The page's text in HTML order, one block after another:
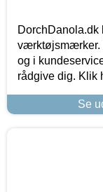
DorchDanola.dk
værktøjsmærker.
og i
rådgive dig. Klik
Se